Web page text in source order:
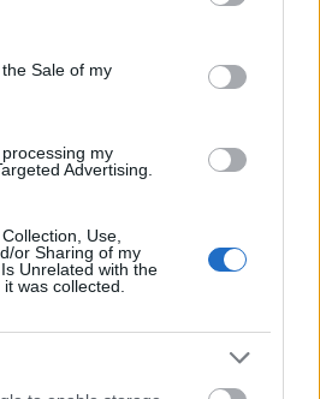
Google and its third-party tags to
purposes in below Google
Sale of my
my
Advertising.
Use,
or Sharing of my
Unrelated with the
was collected.
és elfogadom az
építési szakasz indult be a